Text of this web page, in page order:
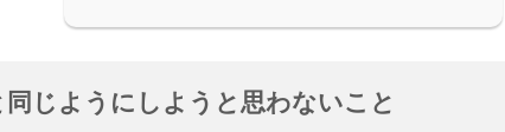
同じようにしようと思わないこと